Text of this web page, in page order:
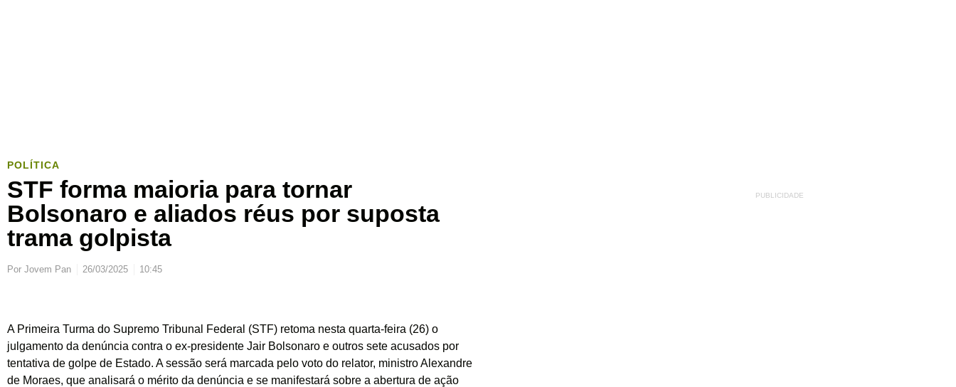
POLÍTICA
STF forma maioria para tornar
Bolsonaro e aliados réus por suposta
trama golpista
Por Jovem Pan 26/03/2025 10:45
A Primeira Turma do Supremo Tribunal Federal (STF) retoma nesta quarta-feira (26) o
julgamento da denúncia contra o ex-presidente Jair Bolsonaro e outros sete acusados por
tentativa de golpe de Estado. A sessão será marcada pelo voto do relator, ministro Alexandre
de Moraes, que analisará o mérito da denúncia e se manifestará sobre a abertura de ação
PUBLICIDADE